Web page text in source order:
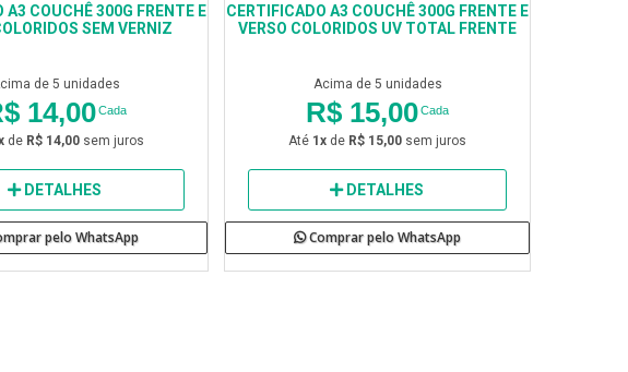
A3 COUCHÊ 300G FRENTE E
SEM VERNIZ
de 5 unidades
14,00Cada
de R$ 14,00 sem juros
DETALHES
pelo WhatsApp
CERTIFICADO A3 COUCHÊ 300G FRENTE E
VERSO COLORIDOS UV TOTAL FRENTE
Acima de 5 unidades
R$ 15,00Cada
Até 1x de R$ 15,00 sem juros
DETALHES
Comprar pelo WhatsApp